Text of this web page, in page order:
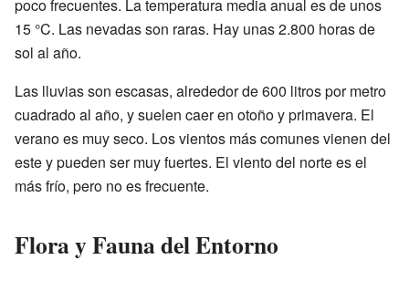
poco frecuentes. La temperatura media anual es de unos
15 °C. Las nevadas son raras. Hay unas 2.800 horas de
sol al año.
Las lluvias son escasas, alrededor de 600 litros por metro
cuadrado al año, y suelen caer en otoño y primavera. El
verano es muy seco. Los vientos más comunes vienen del
este y pueden ser muy fuertes. El viento del norte es el
más frío, pero no es frecuente.
Flora y Fauna del Entorno